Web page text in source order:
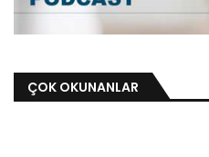
ÇOK OKUNANLAR